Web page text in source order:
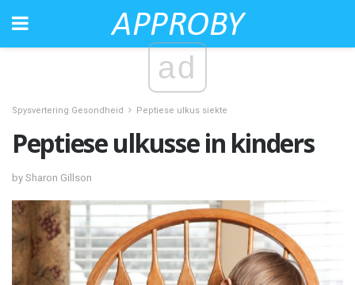
ad
Spysvertering Gesondheid Peptiese ulkus siekte
Peptiese ulkusse in kinders
by Sharon Gillson